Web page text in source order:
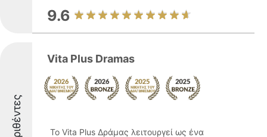
9.6
Vita Plus Dramas
Το Vita Plus Δράμας λειτουργεί ως ένα